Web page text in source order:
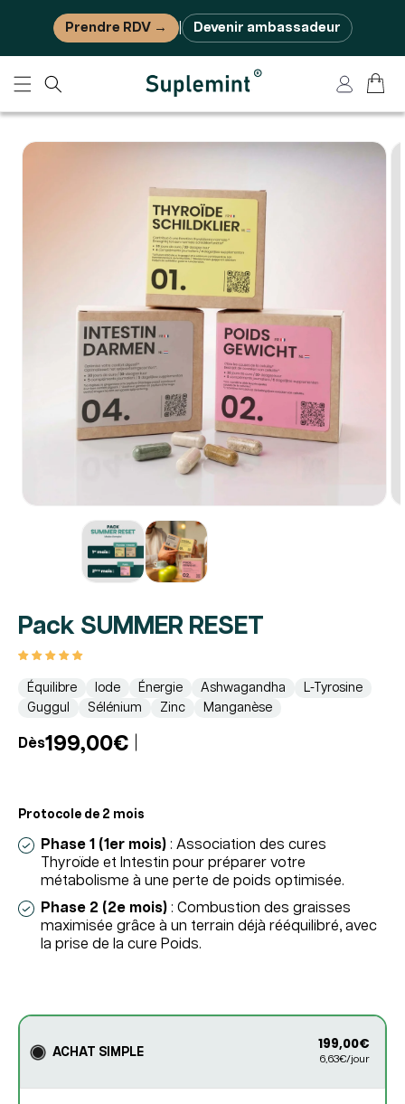
Ignorer et passer au contenu
Prendre RDV → | Devenir ambassadeur
Panier
Pack SUMMER RESET
Équilibre Iode Énergie Ashwagandha
L-Tyrosine
Guggul
Sélénium Zinc Manganèse
Prix
Prix
Dès199,00€
Protocole de 2 mois
Phase 1 (1er mois) : Association des cures
Thyroïde et Intestin pour préparer votre
métabolisme à une perte de poids optimisée.
Phase 2 (2e mois) : Combustion des graisses
maximisée grâce à un terrain déjà rééquilibré, avec
la prise de la cure Poids.
ACHAT SIMPLE 199,00€
6,63€/jour